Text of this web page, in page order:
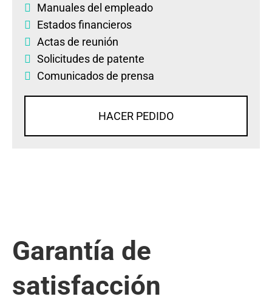
Manuales del empleado
Estados financieros
Actas de reunión
Solicitudes de patente
Comunicados de prensa
HACER PEDIDO
Garantía de
satisfacción